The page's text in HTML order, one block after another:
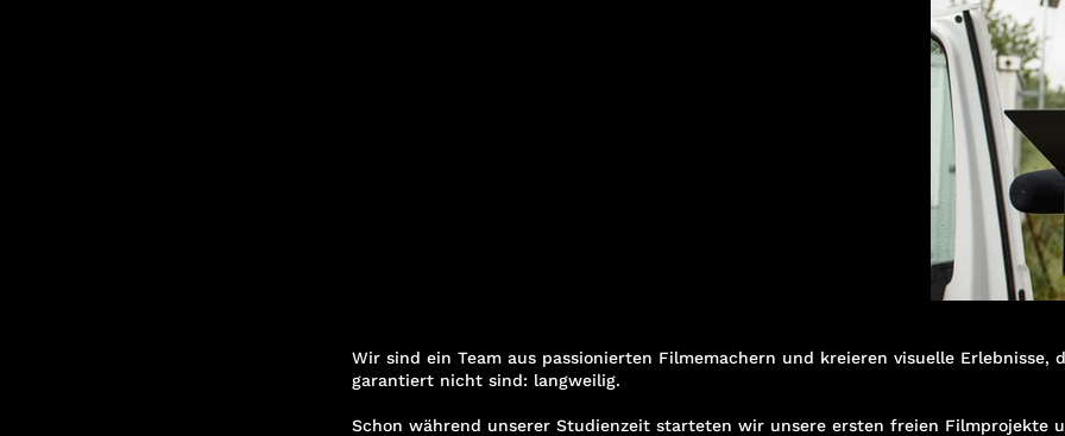
Wir sind ein Team aus passionierten Filmemachern und kreieren visuelle Erlebnisse,
garantiert nicht sind: langweilig.
Schon während unserer Studienzeit starteten wir unsere ersten freien Filmprojekte